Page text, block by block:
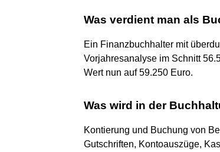
Was verdient man als
Ein Finanzbuchhalter mit
Vorjahresanalyse im Schnitt
Wert nun auf 59.250 Euro.
Was wird in der
Kontierung und Buchung von
Gutschriften, Kontoauszüge,